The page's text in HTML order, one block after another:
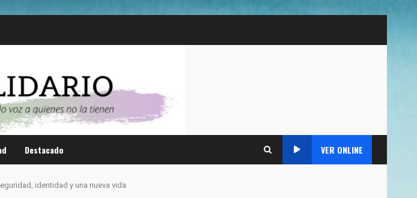
Destacado VER ONLINE
identidad y una nueva vida